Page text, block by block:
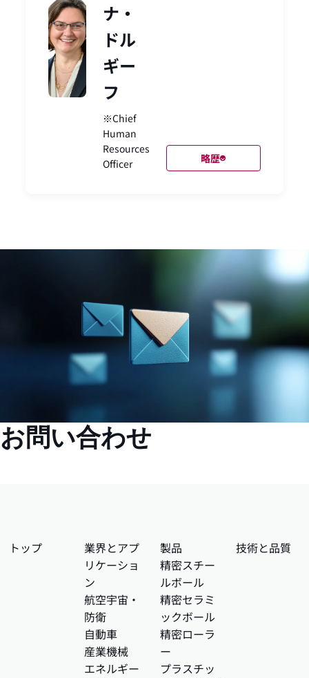
ナ・
ドル
ギー
フ
※Chief
Human
Resources
Officer
略歴
お問い合わせ
トップ
業界とアプ
リケーショ
ン
航空宇宙・
防衛
自動車
産業機械
エネルギー
製品
精密スチー
ルボール
精密セラミ
ックボール
精密ローラ
ー
プラスチッ
技術と品質